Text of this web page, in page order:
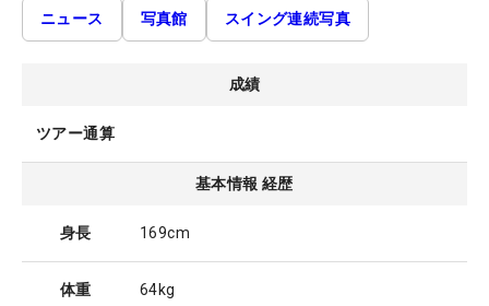
ニュース 写真館 スイング連続写真
成績
ツアー通算
基本情報 経歴
身長 169cm
体重 64kg